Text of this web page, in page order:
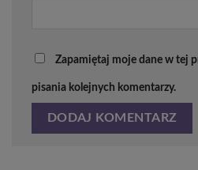
Zapamiętaj moje dane w tej
pisania kolejnych komentarzy.